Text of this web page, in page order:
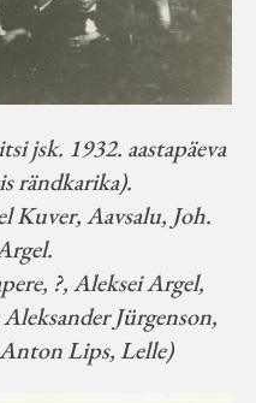
jsk. 1932. aastapäeva
rändkarika).
Kuver, Aavsalu, Joh.
?, Aleksei Argel,
Jürgenson,
Lips, Lelle)